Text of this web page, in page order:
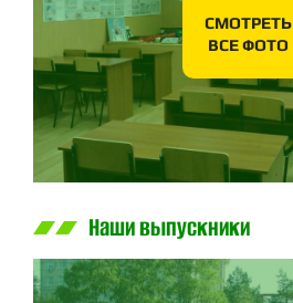
СМОТРЕТЬ
ВСЕ ФОТО
Наши выпускники